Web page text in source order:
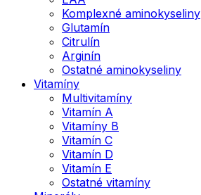
Komplexné aminokyseliny
Glutamín
Citrulín
Arginín
Ostatné aminokyseliny
Vitamíny
Multivitamíny
Vitamín A
Vitamíny B
Vitamín C
Vitamín D
Vitamín E
Ostatné vitamíny